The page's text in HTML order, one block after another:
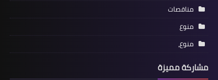
مناقصات
منوع
منوع،
مشاركة مميزة